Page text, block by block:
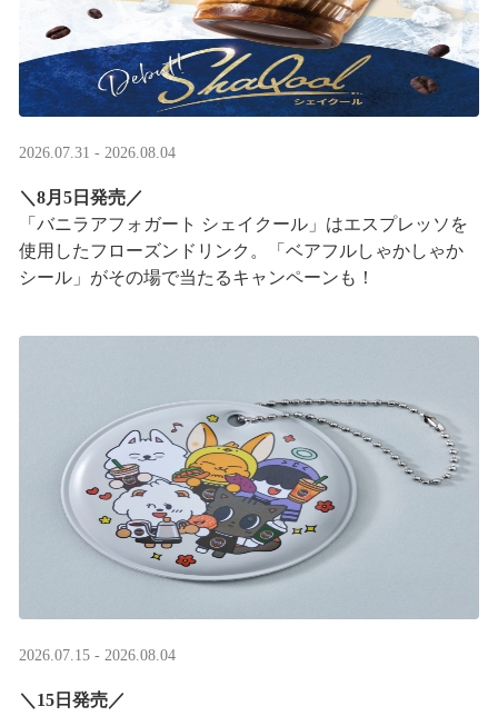
2026.07.31 - 2026.08.04
＼8月5日発売／
「バニラアフォガート シェイクール」はエスプレッソを
使用したフローズンドリンク。「ベアフルしゃかしゃか
シール」がその場で当たるキャンペーンも！
2026.07.15 - 2026.08.04
＼15日発売／